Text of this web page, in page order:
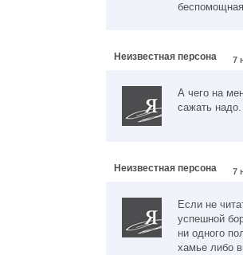
Неизвестная персона 7
А чего на
сажать надо.
Неизвестная персона 7
Если не
успешной
ни одного
хамье либо